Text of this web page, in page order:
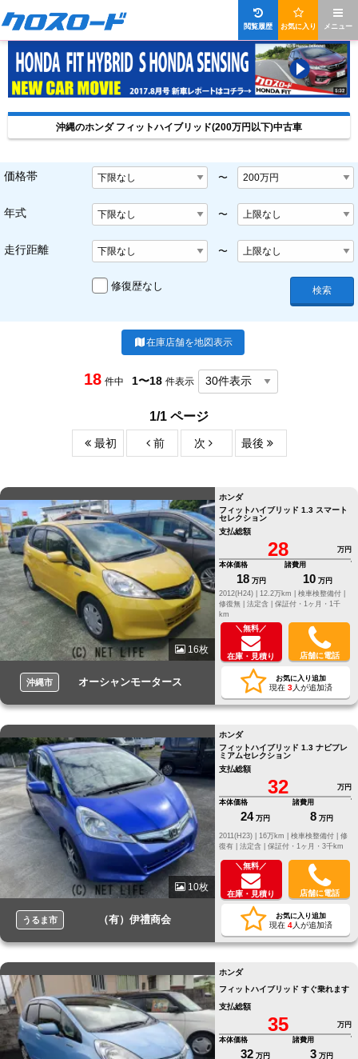
メニュー
お気に入り
閲覧履歴
沖縄のホンダ フィットハイブリッド(200万円以下)中古車
価格帯 〜
年式 〜
走行距離 〜
修復歴なし 検索
在庫店舗を地図表示
18 件中 1〜18 件表示
1/1 ページ
最初 前 次 最後
16枚
沖縄市 オーシャンモータース
ホンダ
フィットハイブリッド 1.3 スマート
セレクション
支払総額
28
万円
本体価格
18 万円
諸費用
10 万円
2012(H24) |
12.2万km |
検車検整備付 |
修復無 | 法定含 | 保証付・1ヶ月・1千
km
＼無料／
在庫・見積り 店舗に電話
お気に入り追加
現在 3人が追加済
10枚
うるま市 （有）伊禮商会
ホンダ
フィットハイブリッド 1.3 ナビプレ
ミアムセレクション
支払総額
32
万円
本体価格
24 万円
諸費用
8 万円
修
復有 | 法定含 | 保証付・1ヶ月・3千km
＼無料／
在庫・見積り 店舗に電話
お気に入り追加
現在 4人が追加済
ホンダ
フィットハイブリッド すぐ乗れます
支払総額
35
万円
本体価格
32 万円
諸費用
3 万円